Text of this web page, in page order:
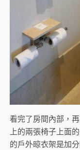
看完了房間內部，
上的兩張椅子上面
的戶外晾衣架是加